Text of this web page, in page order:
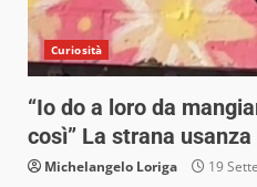
Curiosità
“Io do a loro da
così” La strana
Michelangelo Loriga 19